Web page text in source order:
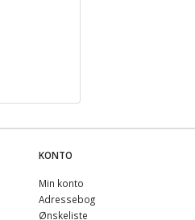
KONTO
Min konto
Adressebog
Ønskeliste